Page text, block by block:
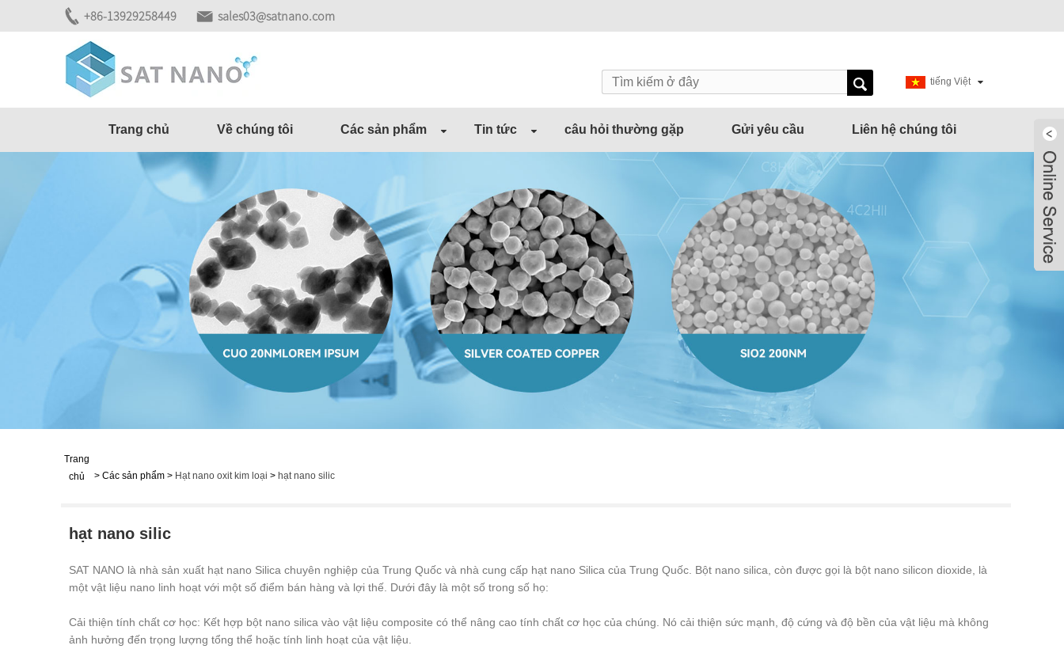
+86-13929258449 sales03@satnano.com
tiếng Việt
Trang chủ Về chúng tôi Các sản phẩm Tin tức câu hỏi thường gặp Gửi yêu cầu Liên hệ chúng tôi
Trang
chủ
> Các sản phẩm > Hạt nano oxit kim loại > hạt nano silic
hạt nano silic
SAT NANO là nhà sản xuất hạt nano Silica chuyên nghiệp của Trung Quốc và nhà cung cấp hạt nano Silica của Trung Quốc. Bột nano silica, còn được gọi là bột nano silicon dioxide, là
một vật liệu nano linh hoạt với một số điểm bán hàng và lợi thế. Dưới đây là một số trong số họ:
Cải thiện tính chất cơ học: Kết hợp bột nano silica vào vật liệu composite có thể nâng cao tính chất cơ học của chúng. Nó cải thiện sức mạnh, độ cứng và độ bền của vật liệu mà không
ảnh hưởng đến trọng lượng tổng thể hoặc tính linh hoạt của vật liệu.